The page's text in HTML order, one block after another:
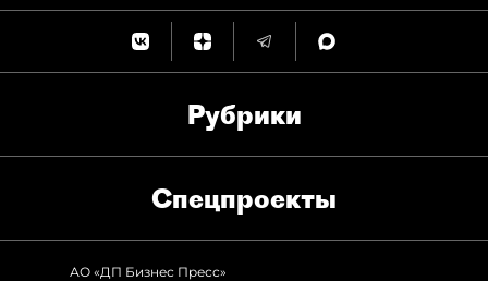
Рубрики
Спец­проекты
АО «ДП Бизнес Пресс»